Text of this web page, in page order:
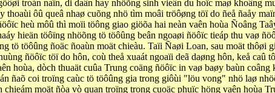
troán naïn, di daân hay nhöõng sinh vieân du hoïc maø khoâng
ôû queâ nhaø cuõng nhö tìm moâi tröôøng töï do ñeå ñaåy
heù môû thì moïi töông giao giöõa hai neàn vaên hoùa Ñoâng
hieän töôïng nhöõng tö töôûng beân ngoaøi ñöôïc tieáp thu vaø
tö töôûng ñoäc ñoaùn moät chieàu. Taïi Ñaøi Loan, sau moät thôøi
ñöôïc töï do hôn, coù theå xuaát ngoaïi deã daøng hôn, keå caû
hoùa, dòch thuaät cuûa Trung coäng ñöôïc in vaø baøy baùn
ñaõ coi troïng caùc tö töôûng gia trong giôùi "löu vong" nhö laø
moät ñòa vò quan troïng trong cuoäc phuïc höng vaên hoùa